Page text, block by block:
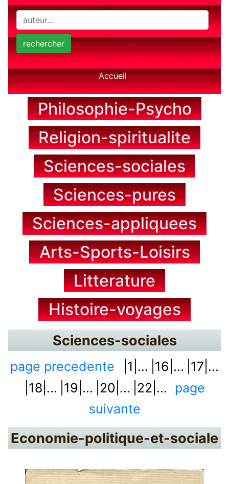
rechercher
Accueil
Philosophie-Psycho
Religion-spiritualite
Sciences-sociales
Sciences-pures
Sciences-appliquees
Arts-Sports-Loisirs
Litterature
Histoire-voyages
Sciences-sociales
page precedente |1|... |16|... |17|...
|18|... |19|... |20|... |22|...
page
suivante
Economie-politique-et-sociale